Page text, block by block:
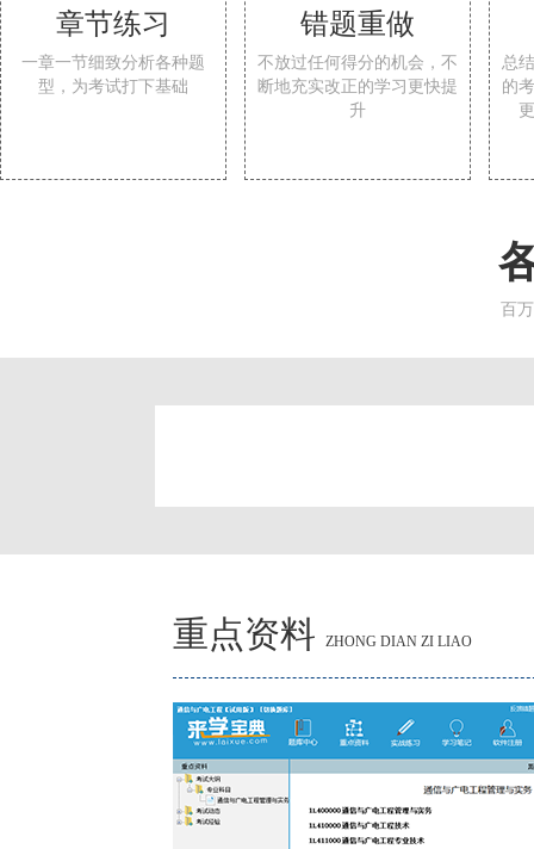
章节练习
一章一节细致分析各种题
型，为考试打下基础
错题重做
不放过任何得分的机会，不
断地充实改正的学习更快提
升
总
的
百
重点资料 ZHONG DIAN ZI LIAO